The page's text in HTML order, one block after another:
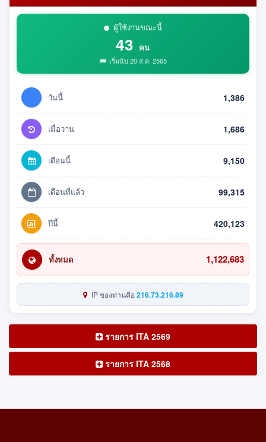
ผู้ใช้งานขณะนี้
43 คน
เริ่มนับ 20 ส.ค. 2565
วันนี้ 1,386
เมื่อวาน 1,686
เดือนนี้ 9,150
เดือนที่แล้ว 99,315
ปีนี้ 420,123
ทั้งหมด 1,122,683
IP ของท่านคือ216.73.216.89
รายการ ITA 2569
รายการ ITA 2568